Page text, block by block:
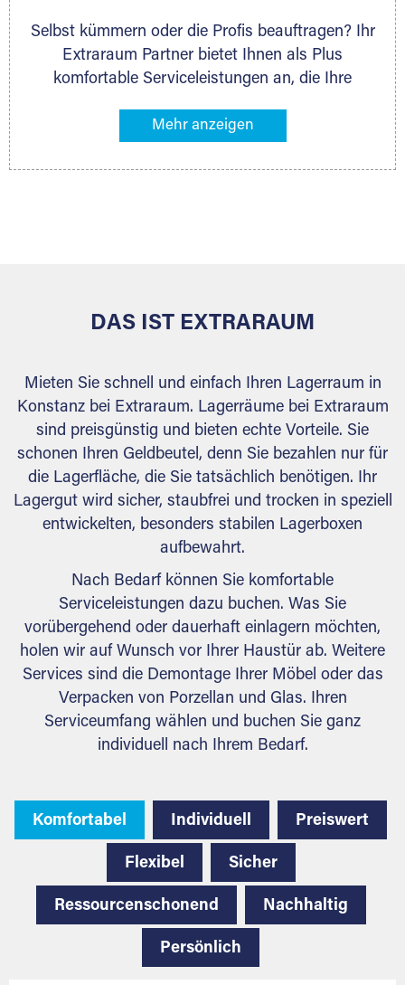
Selbst kümmern oder die Profis beauftragen? Ihr
Extraraum Partner bietet Ihnen als Plus
komfortable Serviceleistungen an, die Ihre
gehören z. B. Verpackungsservice, Lieferung von
Ihr Lagergut wird bei Ihrem Extraraum Partner
DAS IST EXTRARAUM
Mieten Sie schnell und einfach Ihren Lagerraum in
Konstanz bei Extraraum. Lagerräume bei Extraraum
sind preisgünstig und bieten echte Vorteile. Sie
schonen Ihren Geldbeutel, denn Sie bezahlen nur für
die Lagerfläche, die Sie tatsächlich benötigen. Ihr
Lagergut wird sicher, staubfrei und trocken in speziell
entwickelten, besonders stabilen Lagerboxen
aufbewahrt.
Nach Bedarf können Sie komfortable
Serviceleistungen dazu buchen. Was Sie
vorübergehend oder dauerhaft einlagern möchten,
holen wir auf Wunsch vor Ihrer Haustür ab. Weitere
Services sind die Demontage Ihrer Möbel oder das
Verpacken von Porzellan und Glas. Ihren
Serviceumfang wählen und buchen Sie ganz
individuell nach Ihrem Bedarf.
Komfortabel Individuell Preiswert
Flexibel Sicher
Ressourcenschonend Nachhaltig
Persönlich